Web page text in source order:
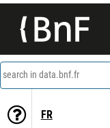
search in data.bnf.fr
FR